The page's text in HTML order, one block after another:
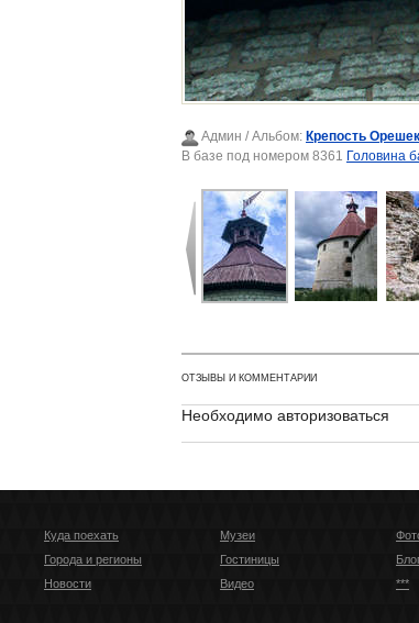
Админ / Альбом: Крепость
В базе под номером 8361 Головина
ОТЗЫВЫ И КОММЕНТАРИИ
Необходимо авторизоваться
Куда поехать
Города и регионы
Новости
Музеи
Гостиницы
Видео
***